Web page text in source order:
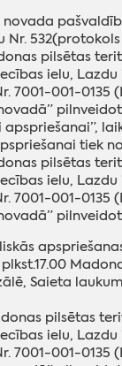
532(protokols
pilsētas
ielu, Lazdu
7001-001-0135
tiek
pilsētas
ielu, Lazdu
7001-001-0135
Saieta
pilsētas
ielu, Lazdu
7001-001-0135